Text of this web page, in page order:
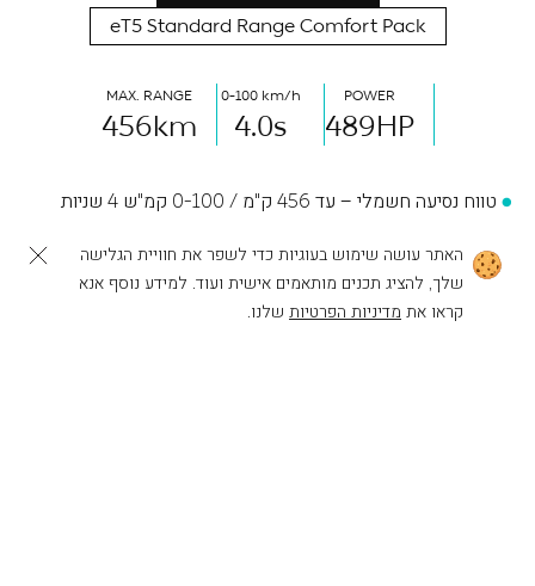
eT5 Standard Range Comfort Pack
POWER
489HP
0-100 km/h
4.0s
MAX. RANGE
456km
טווח נסיעה חשמלי – עד 456 ק"מ / 0-100 קמ"ש 4 שניות
הספק מרבי 489 כ"ס / Intelligent E-AWD
מערך בטיחות – Aquila Technology
לפעולות נוספות
האתר עושה שימוש בעוגיות כדי לשפר את חוויית הגלישה
שלך, להציג תכנים מותאמים אישית ועוד. למידע נוסף אנא
קראו את מדיניות הפרטיות שלנו.